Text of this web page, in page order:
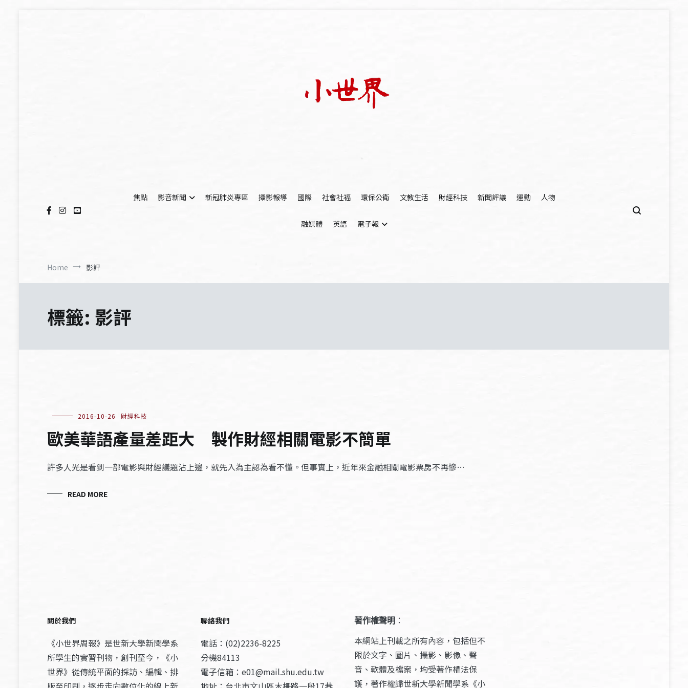
焦點
影音新聞 新冠肺炎專區 攝影報導 國際 社會社福 環保公衛 文教生活 財經科技 新聞評議 運動 人物
融媒體 英語 電子報
Home 影評
標籤: 影評
2016-10-26 財經科技
歐美華語產量差距大 製作財經相關電影不簡單
許多人光是看到一部電影與財經議題沾上邊，就先入為主認為看不懂。但事實上，近年來金融相關電影票房不再慘…
READ MORE
關於我們
《小世界周報》是世新大學新聞學系
所學生的實習刊物，創刊至今，《小
世界》從傳統平面的採訪、編輯、排
聯絡我們
電話：(02)2236-8225
分機84113
電子信箱：e01@mail.shu.edu.tw
著作權聲明 ：
本網站上刊載之所有內容，包括但不
限於文字、圖片、攝影、影像、聲
音、軟體及檔案，均受著作權法保
護，著作權歸世新大學新聞學系《小